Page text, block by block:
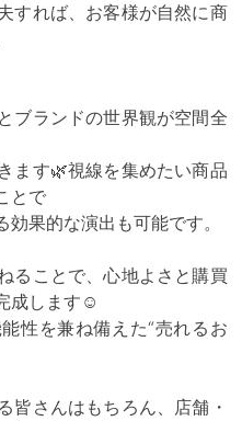
すれば、お客様が自然に商
ブランドの世界観が空間全
ます🌿視線を集めたい商品
とで
果的な演出も可能です。
ることで、心地よさと購買
成します☺️
性を兼ね備えた“売れるお
皆さんはもちろん、店舗・